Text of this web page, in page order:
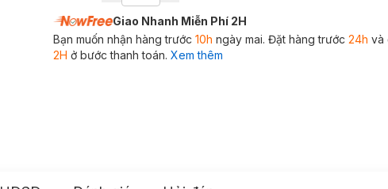
Giao Nhanh Miễn Phí 2H
Bạn muốn nhận hàng trước 10h ngày mai. Đặt hàng trước 24h và
2H ở bước thanh toán. Xem thêm